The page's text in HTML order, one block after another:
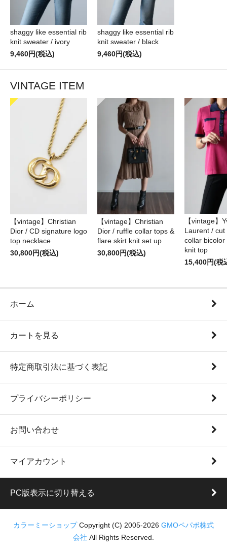
shaggy like essential rib
knit sweater / ivory
9,460円(税込)
shaggy like essential rib
knit sweater / black
9,460円(税込)
VINTAGE ITEM
【vintage】Christian
Dior / CD signature logo
top necklace
30,800円(税込)
【vintage】Christian
Dior / ruffle collar tops &
flare skirt knit set up
30,800円(税込)
【vintage】
Laurent /
collar bicolor
knit top
15,400円(税
ホーム
カートを見る
特定商取引法に基づく表記
プライバシーポリシー
お問い合わせ
マイアカウント
PC版表示に切り替える
カラーミーショップ Copyright (C) 2005-2026 GMOペパボ株式
会社 All Rights Reserved.